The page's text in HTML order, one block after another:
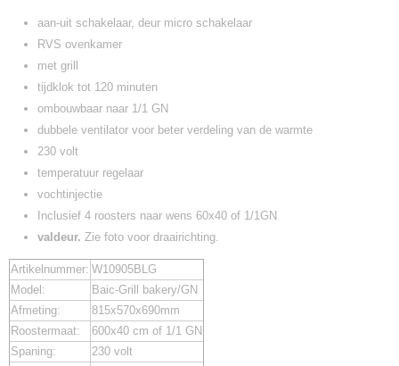
aan-uit schakelaar, deur micro schakelaar
RVS ovenkamer
met grill
tijdklok tot 120 minuten
ombouwbaar naar 1/1 GN
dubbele ventilator voor beter verdeling van de warmte
230 volt
temperatuur regelaar
vochtinjectie
Inclusief 4 roosters naar wens 60x40 of 1/1GN
valdeur. Zie foto voor draairichting.
Artikelnummer: W10905BLG
Model:
Baic-Grill bakery/GN
Afmeting:
815x570x690mm
Roostermaat:
600x40 cm of 1/1 GN
Spaning:
230 volt